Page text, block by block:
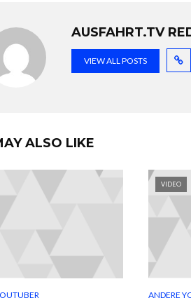
AUSFAHRT.TV
VIEW ALL POSTS
ALSO LIKE
VIDEO
ANDERE